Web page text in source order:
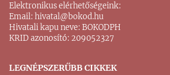
LEGNÉPSZERŰBB CIKKEK
Elektronikus elérhetőségeink:
Email: hivatal@bokod.hu
Hivatali kapu neve: BOKODPH
KRID azonosító: 209052327